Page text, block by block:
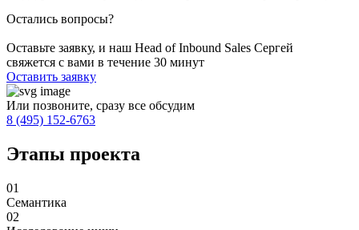
Остались вопросы?
Оставьте заявку, и наш Head of Inbound Sales Сергей
свяжется с вами в течение 30 минут
Оставить заявку
Или позвоните, сразу все обсудим
8 (495) 152-6763
Этапы проекта
01
Семантика
02